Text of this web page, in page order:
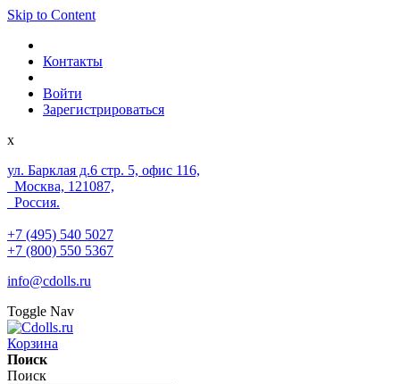
Skip to Content
Контакты
Войти
Зарегистрироваться
x
ул. Барклая д.6 стр. 5, офис 116,
Москва, 121087,
Россия.
+7 (495) 540 5027
+7 (800) 550 5367
info@cdolls.ru
Toggle Nav
Корзина
Поиск
Поиск